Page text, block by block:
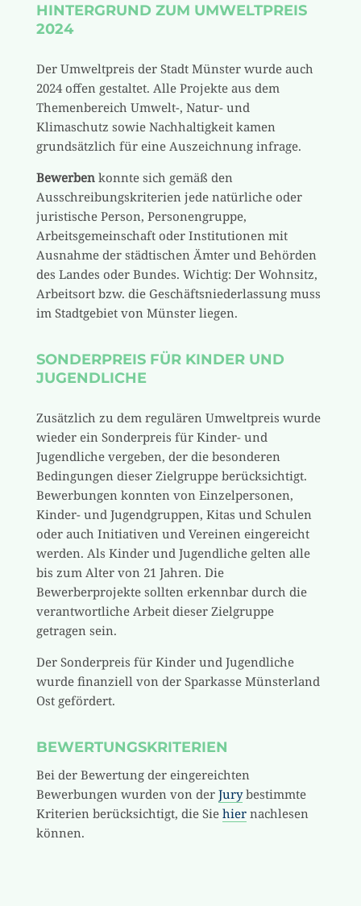
HINTERGRUND ZUM UMWELTPREIS
2024
Der Umweltpreis der Stadt Münster wurde auch
2024 offen gestaltet. Alle Projekte aus dem
Themenbereich Umwelt-, Natur- und
Klimaschutz sowie Nachhaltigkeit kamen
grundsätzlich für eine Auszeichnung infrage.
Bewerbenkonnte sich gemäß den
Ausschreibungskriterien jede natürliche oder
juristische Person, Personengruppe,
Arbeitsgemeinschaft oder Institutionen mit
Ausnahme der städtischen Ämter und Behörden
des Landes oder Bundes. Wichtig: Der Wohnsitz,
Arbeitsort bzw. die Geschäftsniederlassung muss
im Stadtgebiet von Münster liegen.
SONDERPREIS FÜR KINDER UND
JUGENDLICHE
Zusätzlich zu dem regulären Umweltpreis wurde
wieder ein Sonderpreis für Kinder- und
Jugendliche vergeben, der die besonderen
Bedingungen dieser Zielgruppe berücksichtigt.
Bewerbungen konnten von Einzelpersonen,
Kinder- und Jugendgruppen, Kitas und Schulen
oder auch Initiativen und Vereinen eingereicht
werden. Als Kinder und Jugendliche gelten alle
bis zum Alter von 21 Jahren. Die
Bewerberprojekte sollten erkennbar durch die
verantwortliche Arbeit dieser Zielgruppe
getragen sein.
Der Sonderpreis für Kinder und Jugendliche
wurde finanziell von der Sparkasse Münsterland
Ost gefördert.
BEWERTUNGSKRITERIEN
Bei der Bewertung der eingereichten
Bewerbungen wurden von der Jurybestimmte
Kriterien berücksichtigt, die Sie hiernachlesen
können.